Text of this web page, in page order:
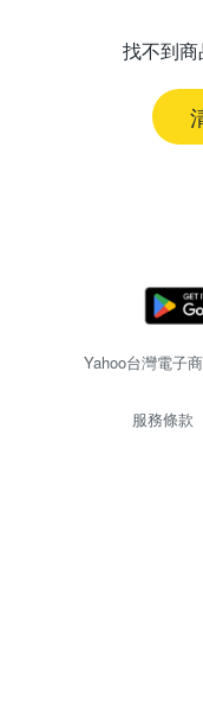
找不到商
Yahoo台灣電子
服務條款